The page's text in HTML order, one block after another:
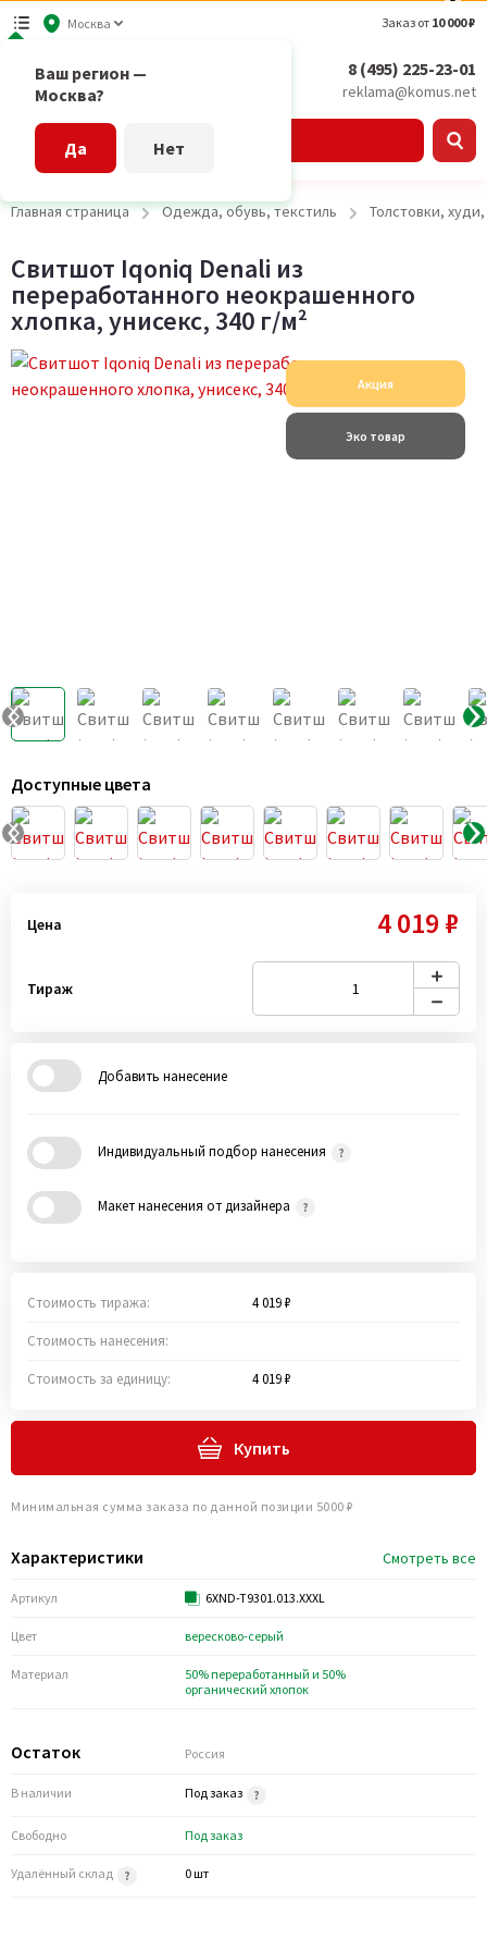
Москва
Ваш регион —
Москва?
Да Нет
Заказ от 10 000 ₽
8 (495) 225-23-01
reklama@komus.net
Главная страница Одежда, обувь, текстиль Толстовки,
Свитшот Iqoniq Denali из
переработанного неокрашенного
хлопка, унисекс, 340 г/м²
Акция
Эко товар
Доступные цвета
Характеристики Смотреть все
Артикул 6XND-T9301.013.XXXL
Цвет вересково-серый
Материал
50% переработанный и 50%
органический хлопок
Остаток Россия
В наличии Под заказ
Свободно Под заказ
Удалённый склад 0 шт
Цена 4 019 ₽
Тираж
Добавить нанесение
Индивидуальный подбор нанесения
Макет нанесения от дизайнера
Стоимость тиража: 4 019 ₽
Стоимость нанесения:
Стоимость за единицу: 4 019 ₽
Купить
Минимальная сумма заказа по данной позиции 5000 ₽